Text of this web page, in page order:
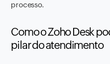
processo.
Como o Zoho Desk
pilar do atendimento